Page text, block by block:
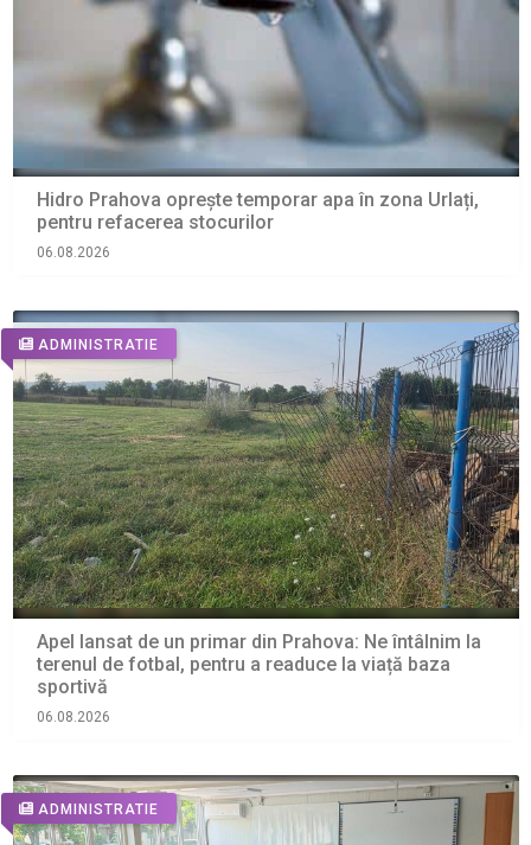
Hidro Prahova oprește temporar apa în zona Urlați,
pentru refacerea stocurilor
06.08.2026
ADMINISTRATIE
Apel lansat de un primar din Prahova: Ne întâlnim la
terenul de fotbal, pentru a readuce la viață baza
sportivă
06.08.2026
ADMINISTRATIE